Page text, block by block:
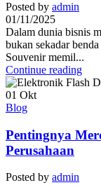
Posted by admin
01/11/2025
Dalam dunia bisnis
bukan sekadar
Souvenir memil...
Continue reading
01 Okt
Blog
Pentingnya
Perusahaan
Posted by admin